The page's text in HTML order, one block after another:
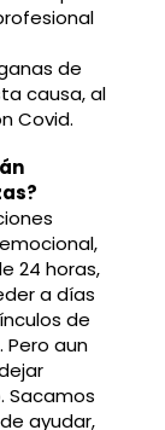
de
causa, al
Covid.
24 horas,
a días
de
aun
Sacamos
ayudar,